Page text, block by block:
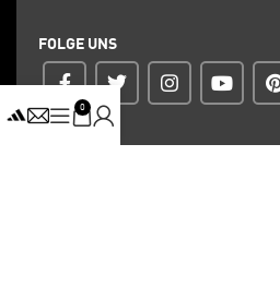
FOLGE UNS
0